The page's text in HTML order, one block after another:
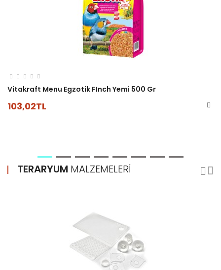
Vitakraft Menu Egzotik FInch Yemi 500 Gr
103,02TL
TERARYUM MALZEMELERI